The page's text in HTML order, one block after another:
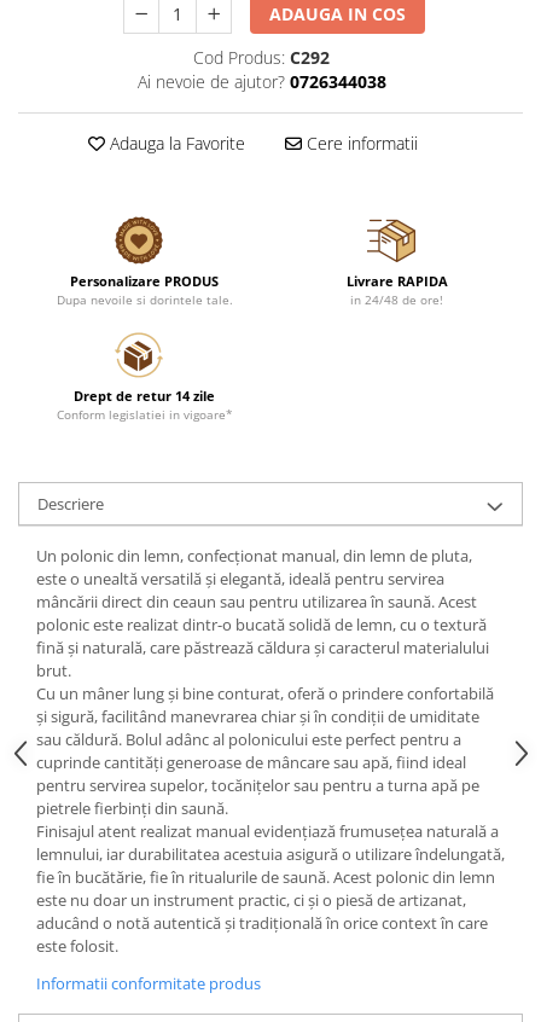
ADAUGA IN COS
Cod Produs: C292
Ai nevoie de ajutor? 0726344038
Adauga la Favorite Cere informatii
Personalizare PRODUS
Dupa nevoile si dorintele tale.
Livrare RAPIDA
in 24/48 de ore!
Drept de retur 14 zile
Conform legislatiei in vigoare*
Descriere
Un polonic din lemn, confecționat manual, din lemn de pluta,
este o unealtă versatilă și elegantă, ideală pentru servirea
mâncării direct din ceaun sau pentru utilizarea în saună. Acest
polonic este realizat dintr-o bucată solidă de lemn, cu o textură
fină și naturală, care păstrează căldura și caracterul materialului
brut.
Cu un mâner lung și bine conturat, oferă o prindere confortabilă
și sigură, facilitând manevrarea chiar și în condiții de umiditate
sau căldură. Bolul adânc al polonicului este perfect pentru a
cuprinde cantități generoase de mâncare sau apă, fiind ideal
pentru servirea supelor, tocănițelor sau pentru a turna apă pe
pietrele fierbinți din saună.
Finisajul atent realizat manual evidențiază frumusețea naturală a
lemnului, iar durabilitatea acestuia asigură o utilizare îndelungată,
fie în bucătărie, fie în ritualurile de saună. Acest polonic din lemn
este nu doar un instrument practic, ci și o piesă de artizanat,
aducând o notă autentică și tradițională în orice context în care
este folosit.
Informatii conformitate produs